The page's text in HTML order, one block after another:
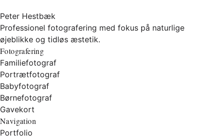
Peter Hestbæk
Professionel fotografering med fokus på naturlige
øjeblikke og tidløs æstetik.
Fotografering
Familiefotograf
Portrætfotograf
Babyfotograf
Børnefotograf
Gavekort
Navigation
Portfolio